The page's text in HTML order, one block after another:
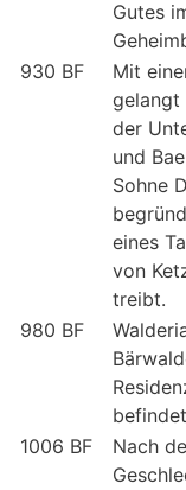
Gutes
930 BF
Mit
gelangt
der
und
Sohne
eines
von
treibt.
980 BF
1006 BF
Nach